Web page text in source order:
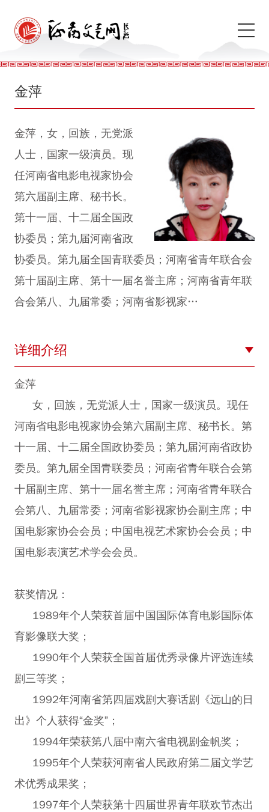
金萍
金萍，女，回族，无党派
人士，国家一级演员。现
任河南省电影电视家协会
第六届副主席、秘书长。
第十一届、十二届全国政
协委员；第九届河南省政
协委员。第九届全国青联委员；河南省青年联合会
第十届副主席、第十一届名誉主席；河南省青年联
合会第八、九届常委；河南省影视家…
详细介绍
金萍
女，回族，无党派人士，国家一级演员。现任
河南省电影电视家协会第六届副主席、秘书长。第
十一届、十二届全国政协委员；第九届河南省政协
委员。第九届全国青联委员；河南省青年联合会第
十届副主席、第十一届名誉主席；河南省青年联合
会第八、九届常委；河南省影视家协会副主席；中
国电影家协会会员；中国电视艺术家协会会员；中
国电影表演艺术学会会员。
获奖情况：
1989年个人荣获首届中国国际体育电影国际体
育影像联大奖；
1990年个人荣获全国首届优秀录像片评选连续
剧三等奖；
1992年河南省第四届戏剧大赛话剧《远山的日
出》个人获得“金奖”；
1994年荣获第八届中南六省电视剧金帆奖；
1995年个人荣获河南省人民政府第二届文学艺
术优秀成果奖；
1997年个人荣获第十四届世界青年联欢节杰出